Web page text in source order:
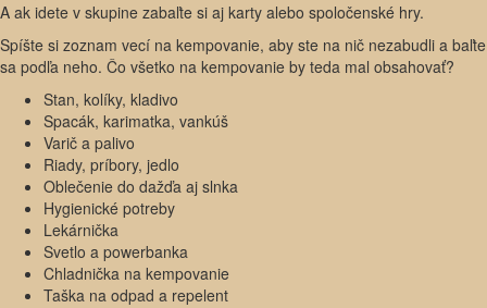
A ak idete v skupine zabaľte si aj karty alebo spoločenské hry.
Spíšte si zoznam vecí na kempovanie, aby ste na nič nezabudli a baľte
sa podľa neho. Čo všetko na kempovanie by teda mal obsahovať?
Stan, kolíky, kladivo
Spacák, karimatka, vankúš
Varič a palivo
Riady, príbory, jedlo
Oblečenie do dažďa aj slnka
Hygienické potreby
Lekárnička
Svetlo a powerbanka
Chladnička na kempovanie
Taška na odpad a repelent